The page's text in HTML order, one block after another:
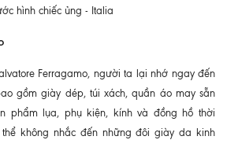
hình chiếc ủng - Italia
Ferragamo, người ta lại nhớ ngay đến
gồm giày dép, túi xách, quần áo may sẵn
phẩm lụa, phụ kiện, kính và đồng hồ thời
không nhắc đến những đôi giày da kinh